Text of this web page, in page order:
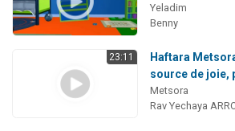
Yeladim
Benny
23:11
Haftara
source de joie,
Metsora
Rav Yechaya